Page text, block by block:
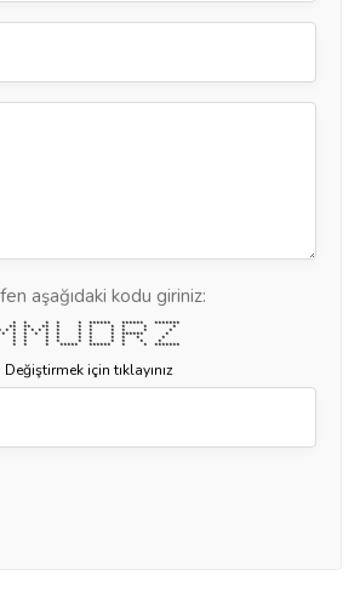
aşağıdaki kodu giriniz:
* * * * * ****** ****** *******
** ** ** * * * * * * *
* * * * * * * * * * * * * *
* * * * * * * * * ****** *
* * * * * * * * * *
* * * * * * * * * *
* * * ***** ****** * * *******
Değiştirmek için tıklayınız